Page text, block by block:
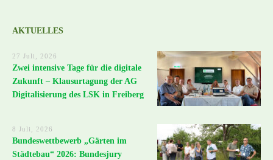
AKTUELLES
27 Juli, 2026
Zwei intensive Tage für die digitale
Zukunft – Klausurtagung der AG
Digitalisierung des LSK in Freiberg
8 Juli, 2026
Bundeswettbewerb „Gärten im
Städtebau“ 2026: Bundesjury